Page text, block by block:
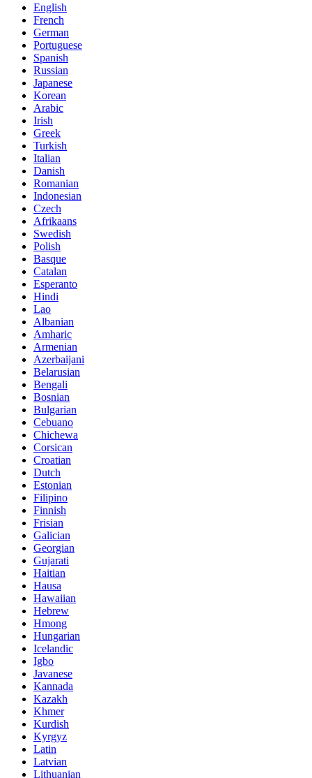
English
French
German
Portuguese
Spanish
Russian
Japanese
Korean
Arabic
Irish
Greek
Turkish
Italian
Danish
Romanian
Indonesian
Czech
Afrikaans
Swedish
Polish
Basque
Catalan
Esperanto
Hindi
Lao
Albanian
Amharic
Armenian
Azerbaijani
Belarusian
Bengali
Bosnian
Bulgarian
Cebuano
Chichewa
Corsican
Croatian
Dutch
Estonian
Filipino
Finnish
Frisian
Galician
Georgian
Gujarati
Haitian
Hausa
Hawaiian
Hebrew
Hmong
Hungarian
Icelandic
Igbo
Javanese
Kannada
Kazakh
Khmer
Kurdish
Kyrgyz
Latin
Latvian
Lithuanian